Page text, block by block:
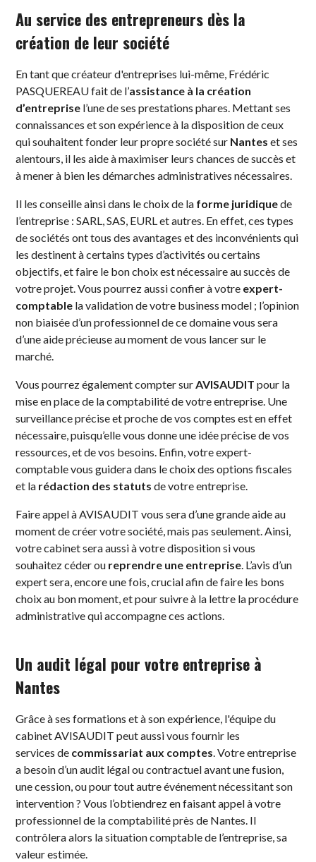
Au service des entrepreneurs dès la
création de leur société
En tant que créateur d'entreprises lui-même, Frédéric
PASQUEREAU fait de l’assistance à la création
d’entreprise l’une de ses prestations phares. Mettant ses
connaissances et son expérience à la disposition de ceux
qui souhaitent fonder leur propre société sur Nantes et ses
alentours, il les aide à maximiser leurs chances de succès et
à mener à bien les démarches administratives nécessaires.
Il les conseille ainsi dans le choix de la forme juridiquede
l’entreprise : SARL, SAS, EURL et autres. En effet, ces types
de sociétés ont tous des avantages et des inconvénients qui
les destinent à certains types d’activités ou certains
objectifs, et faire le bon choix est nécessaire au succès de
votre projet. Vous pourrez aussi confier à votre expert-
comptable la validation de votre business model ; l’opinion
non biaisée d’un professionnel de ce domaine vous sera
d’une aide précieuse au moment de vous lancer sur le
marché.
Vous pourrez également compter surAVISAUDIT pour la
mise en place de la comptabilité de votre entreprise. Une
surveillance précise et proche de vos comptes est en effet
nécessaire, puisqu’elle vous donne une idée précise de vos
ressources, et de vos besoins. Enfin, votre expert-
comptable vous guidera dans le choix des options fiscales
et la rédaction des statuts de votre entreprise.
Faire appel à AVISAUDIT vous sera d’une grande aide au
moment de créer votre société, mais pas seulement. Ainsi,
votre cabinet sera aussi à votre disposition si vous
souhaitez céder ou reprendre une entreprise. L’avis d’un
expert sera, encore une fois, crucial afin de faire les bons
choix au bon moment, et pour suivre à la lettre la procédure
administrative qui accompagne ces actions.
Un audit légal pour votre entreprise à
Nantes
Grâce à ses formations et à son expérience, l'équipe du
cabinet AVISAUDIT peut aussi vous fournir les
services de commissariat aux comptes. Votre entreprise
a besoin d’un audit légal ou contractuel avant une fusion,
une cession, ou pour tout autre événement nécessitant son
intervention ? Vous l’obtiendrez en faisant appel à votre
professionnel de la comptabilité près de Nantes. Il
contrôlera alors la situation comptable de l’entreprise, sa
valeur estimée.